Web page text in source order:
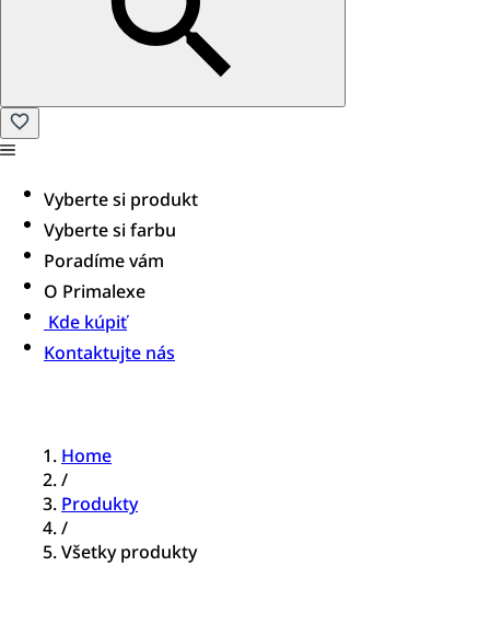
Vyberte si produkt
Vyberte si farbu
Poradíme vám
O Primalexe
Kde kúpiť
Kontaktujte nás
Home
/
Produkty
/
Všetky produkty